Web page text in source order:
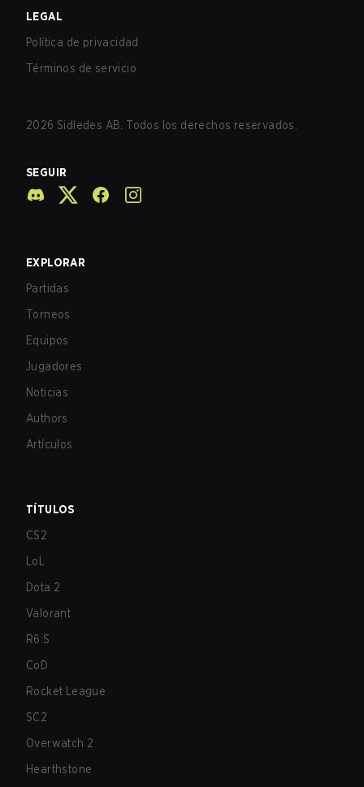
LEGAL
Política de privacidad
Términos de servicio
2026 Sidledes AB. Todos los derechos reservados.
SEGUIR
EXPLORAR
Partidas
Torneos
Equipos
Jugadores
Noticias
Authors
Artículos
TÍTULOS
CS2
LoL
Dota 2
Valorant
R6:S
CoD
Rocket League
SC2
Overwatch 2
Hearthstone